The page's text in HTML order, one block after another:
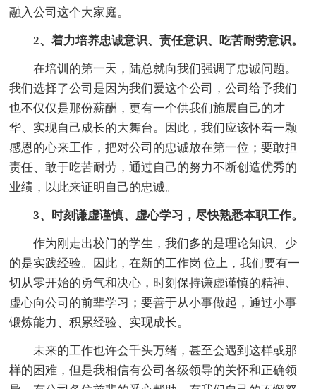
融入公司这个大家庭。
2、着力培养忠诚意识、责任意识、吃苦耐劳意识。
在培训的第一天，陆总就向我们强调了忠诚问题。
我们选择了公司是因为我们爱这个公司，公司给予我们
也不仅仅是那份薪酬，更有一个供我们施展自己的才
华、实现自己成长的大舞台。因此，我们应该怀着一颗
感恩的心来工作，把对公司的忠诚放在第一位；要敢担
责任、敢于吃苦耐劳，通过自己的努力不断创造优秀的
业绩，以此来证明自己的忠诚。
3、时刻谦虚谨慎、虚心学习，尽快熟悉本职工作。
作为刚走出校门的学生，我们多的是理论知识、少
的是实践经验。因此，在新的工作岗 位上，我们要有一
切从零开始的勇气和决心，时刻保持谦虚谨慎的精神、
虚心向公司的前辈学习；要善于从小事做起，通过小事
锻炼能力、积累经验、实现成长。
未来的工作也许会千头万绪，甚至会遇到这样或那
样的困难，但是我相信有公司各级领导的关怀和正确领